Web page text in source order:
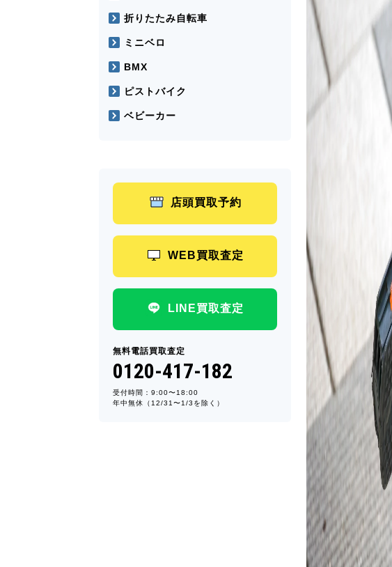
折りたたみ自転車
ミニベロ
BMX
ピストバイク
ベビーカー
店頭買取予約
WEB買取査定
LINE買取査定
無料電話買取査定
0120-417-182
受付時間：9:00〜18:00
年中無休（12/31〜1/3を除く）